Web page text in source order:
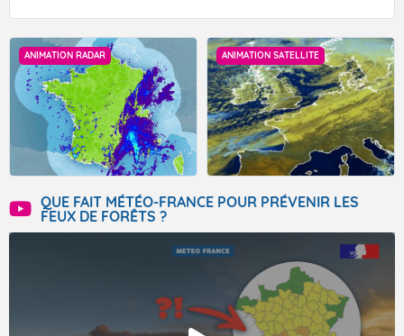
ANIMATION RADAR ANIMATION SATELLITE
QUE FAIT MÉTÉO-FRANCE POUR PRÉVENIR LES
FEUX DE FORÊTS ?